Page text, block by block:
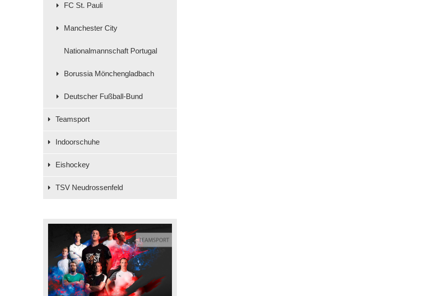
FC St. Pauli
Manchester City
Nationalmannschaft Portugal
Borussia Mönchengladbach
Deutscher Fußball-Bund
Teamsport
Indoorschuhe
Eishockey
TSV Neudrossenfeld